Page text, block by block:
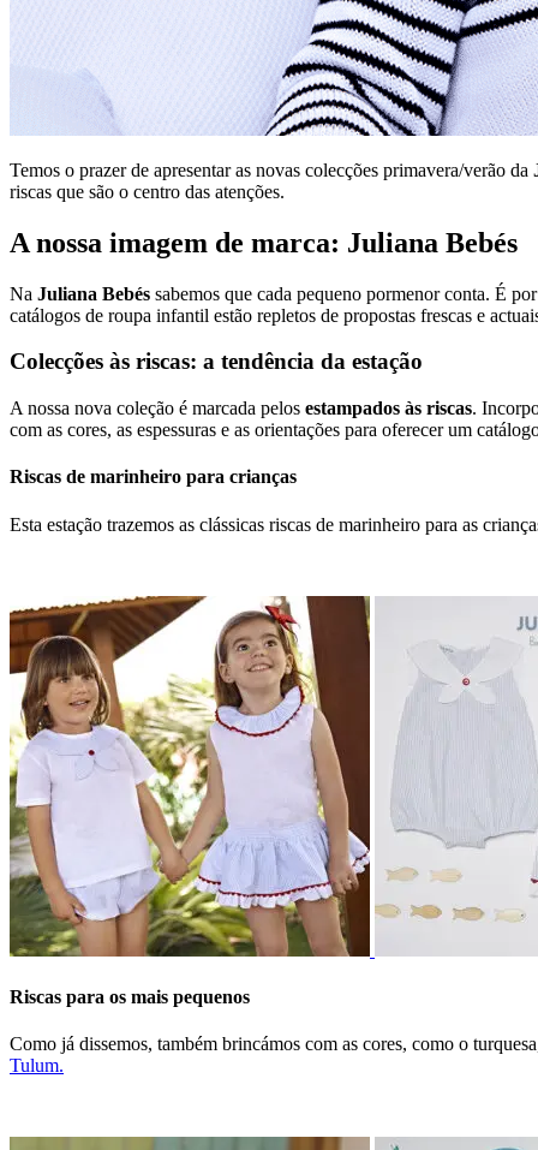
Temos o prazer de apresentar as novas colecções primavera/verão da
riscas que são o centro das atenções.
A nossa imagem de marca: Juliana Bebés
Na Juliana Bebés sabemos que cada pequeno pormenor conta. É
catálogos de roupa infantil estão repletos de propostas frescas e
Colecções às riscas: a tendência da estação
A nossa nova coleção é marcada pelos estampados às riscas.
com as cores, as espessuras e as orientações para oferecer um
Riscas de marinheiro para crianças
Esta estação trazemos as clássicas riscas de marinheiro para as
Riscas para os mais pequenos
Como já dissemos, também brincámos com as cores, como o
Tulum.